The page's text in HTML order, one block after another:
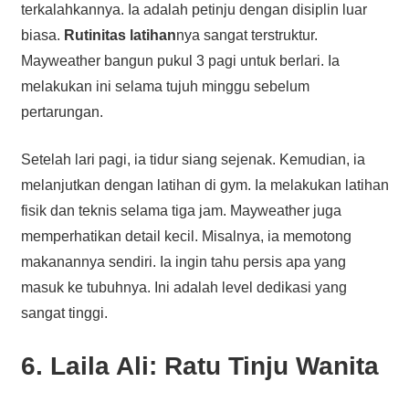
terkalahkannya. Ia adalah petinju dengan disiplin luar
biasa. Rutinitas latihannya sangat terstruktur.
Mayweather bangun pukul 3 pagi untuk berlari. Ia
melakukan ini selama tujuh minggu sebelum
pertarungan.
Setelah lari pagi, ia tidur siang sejenak. Kemudian, ia
melanjutkan dengan latihan di gym. Ia melakukan latihan
fisik dan teknis selama tiga jam. Mayweather juga
memperhatikan detail kecil. Misalnya, ia memotong
makanannya sendiri. Ia ingin tahu persis apa yang
masuk ke tubuhnya. Ini adalah level dedikasi yang
sangat tinggi.
6. Laila Ali: Ratu Tinju Wanita